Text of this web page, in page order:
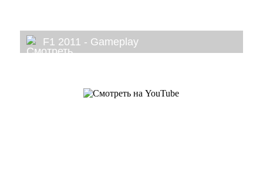
F1 2011 - Gameplay